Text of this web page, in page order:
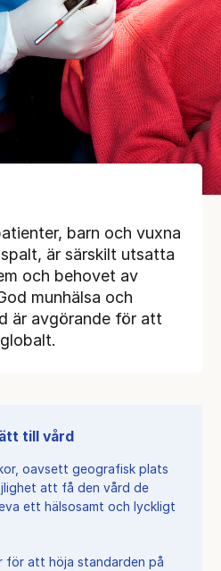
barn och vuxna
är särskilt utsatta
och behovet av
munhälsa och
är avgörande för att
till vård
oavsett geografisk plats
att få den vård de
ett hälsosamt och lyckligt
för att höja standarden på